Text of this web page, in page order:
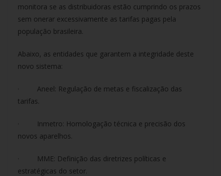
monitora se as distribuidoras estão cumprindo os prazos
sem onerar excessivamente as tarifas pagas pela
população brasileira.
Abaixo, as entidades que garantem a integridade deste
novo sistema:
· Aneel: Regulação de metas e fiscalização das
tarifas.
· Inmetro: Homologação técnica e precisão dos
novos aparelhos.
· MME: Definição das diretrizes políticas e
estratégicas do setor.